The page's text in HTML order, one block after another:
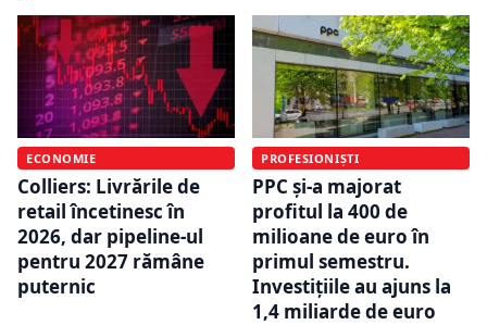
ECONOMIE
Colliers: Livrările de
retail încetinesc în
2026, dar pipeline-ul
pentru 2027 rămâne
puternic
PROFESIONIȘTI
PPC și-a majorat
profitul la 400 de
milioane de euro în
primul semestru.
Investițiile au ajuns la
1,4 miliarde de euro